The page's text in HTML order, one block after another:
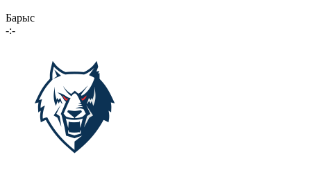
Барыс
-:-